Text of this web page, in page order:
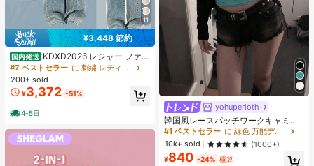
11
¥3,448 節約
国内発送 KDXD2026 レジャー ファッ
ション ロングサイズ 夏服 女性 ワイ
ルドスタイル ボア付きトップス ワイ
ルドスタイル ロングスカート 3点セ
ット UVカット 軽量 通気性 袖付き
ヒップカバー効果 通気性抜群 サイズ
豊富
#7 ベストセラー
に 刺繍 レディースコーデ
200+ sold
¥3,372 -51%
4-5日
yohuperloth
韓国風レースパッチワークキャミソ
ールタンクトップ、Y2Kエステティ
ック、ストリートウェアカジュアル
サマー
#1 ベストセラー
売り切れ間近！
#1 ベストセラー
に 緑色 万能デイリートップス
売り切れ間近！
#1 ベストセラー
に 緑色 万能デイリートップス
売り切れ間近！
#1 ベストセラー
10k+ sold (1000+)
¥840 -24% 概算